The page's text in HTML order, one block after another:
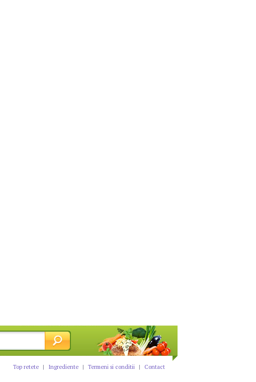
Top retete | Ingrediente | Termeni si conditii | Contact